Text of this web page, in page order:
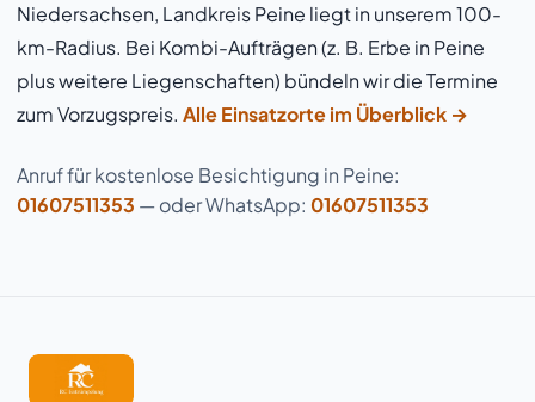
Niedersachsen, Landkreis Peine liegt in unserem 100-
km-Radius. Bei Kombi-Aufträgen (z. B. Erbe in Peine
plus weitere Liegenschaften) bündeln wir die Termine
zum Vorzugspreis. Alle Einsatzorte im Überblick →
Anruf für kostenlose Besichtigung in Peine:
01607511353 — oder WhatsApp: 01607511353